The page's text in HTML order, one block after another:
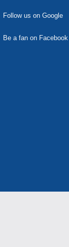
Follow us on Google
Be a fan on Facebook